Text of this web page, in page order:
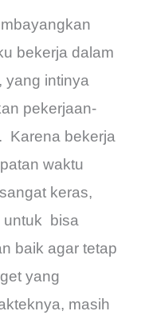
bekerja dalam
yang intinya
pekerjaan-
Karena bekerja
waktu
keras,
untuk bisa
baik agar tetap
yang
masih